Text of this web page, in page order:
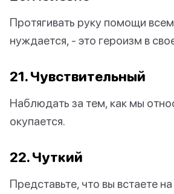
Протягивать руку помощи
нуждается, - это героизм в
21. Чувствительный
Наблюдать за тем, как мы
окупается.
22. Чуткий
Представьте, что вы встаете